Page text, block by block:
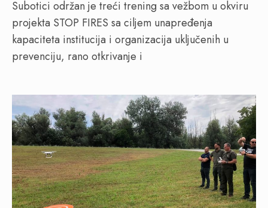
Subotici održan je treći trening sa vežbom u okviru
projekta STOP FIRES sa ciljem unapređenja
kapaciteta institucija i organizacija uključenih u
prevenciju, rano otkrivanje i